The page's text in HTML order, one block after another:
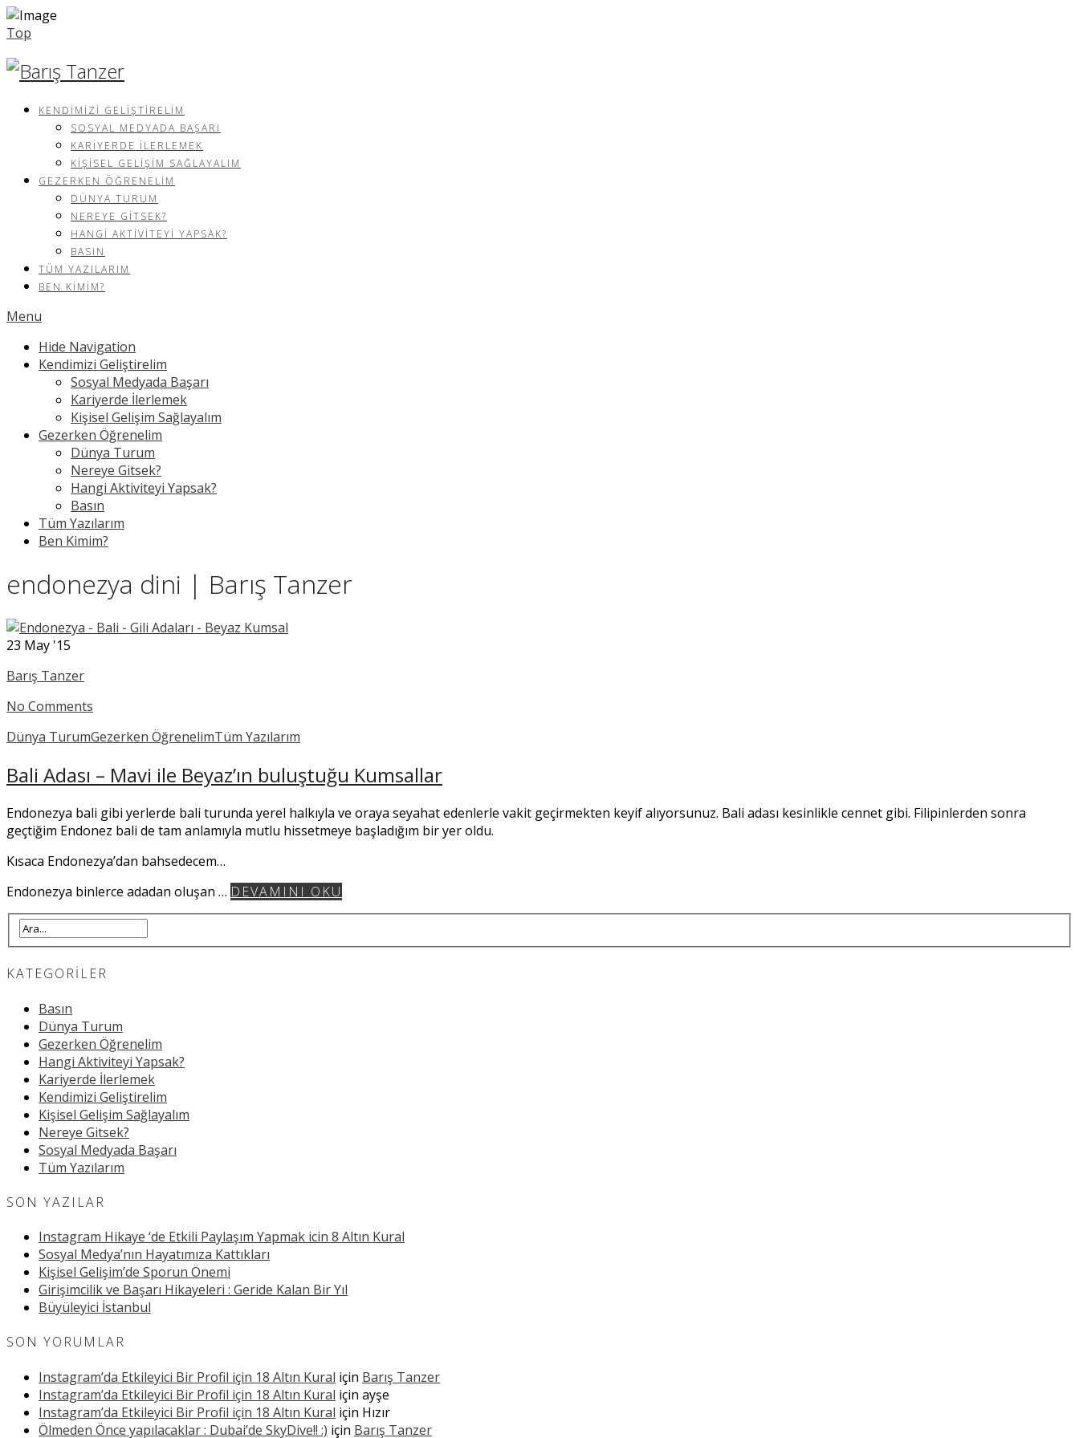
Top
KENDIMIZI GELIŞTIRELIM
SOSYAL MEDYADA BAŞARI
KARIYERDE İLERLEMEK
KIŞISEL GELIŞIM SAĞLAYALIM
GEZERKEN ÖĞRENELIM
DÜNYA TURUM
NEREYE GITSEK?
HANGI AKTIVITEYI YAPSAK?
BASIN
TÜM YAZILARIM
BEN KIMIM?
Menu
Hide Navigation
Kendimizi Geliştirelim
Sosyal Medyada Başarı
Kariyerde İlerlemek
Kişisel Gelişim Sağlayalım
Gezerken Öğrenelim
Dünya Turum
Nereye Gitsek?
Hangi Aktiviteyi Yapsak?
Basın
Tüm Yazılarım
Ben Kimim?
endonezya dini | Barış Tanzer
23 May '15
Barış Tanzer
No Comments
Dünya TurumGezerken ÖğrenelimTüm Yazılarım
Bali Adası – Mavi ile Beyaz’ın buluştuğu Kumsallar
Endonezya bali gibi yerlerde bali turunda yerel halkıyla ve oraya seyahat edenlerle vakit geçirmekten keyif alıyorsunuz. Bali adası kesinlikle cennet gibi. Filipinlerden sonra
geçtiğim Endonez bali de tam anlamıyla mutlu hissetmeye başladığım bir yer oldu.
Kısaca Endonezya’dan bahsedecem…
Endonezya binlerce adadan oluşan … DEVAMINI OKU
KATEGORILER
Basın
Dünya Turum
Gezerken Öğrenelim
Hangi Aktiviteyi Yapsak?
Kariyerde İlerlemek
Kendimizi Geliştirelim
Kişisel Gelişim Sağlayalım
Nereye Gitsek?
Sosyal Medyada Başarı
Tüm Yazılarım
SON YAZILAR
Instagram Hikaye ‘de Etkili Paylaşım Yapmak icin 8 Altın Kural
Sosyal Medya’nın Hayatımıza Kattıkları
Kişisel Gelişim’de Sporun Önemi
Girişimcilik ve Başarı Hikayeleri : Geride Kalan Bir Yıl
Büyüleyici İstanbul
SON YORUMLAR
Instagram’da Etkileyici Bir Profil için 18 Altın Kural için Barış Tanzer
Instagram’da Etkileyici Bir Profil için 18 Altın Kural için ayşe
Instagram’da Etkileyici Bir Profil için 18 Altın Kural için Hızır
Ölmeden Önce yapılacaklar : Dubai’de SkyDive!! :) için Barış Tanzer